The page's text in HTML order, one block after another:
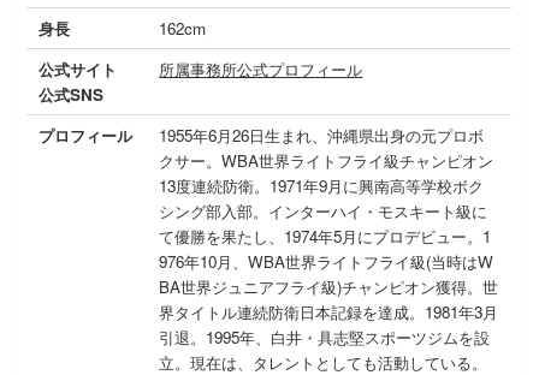
身長
162cm
公式サイト
公式SNS
所属事務所公式プロフィール
プロフィール
1955年6月26日生まれ、沖縄県出身の元プロボ
クサー。WBA世界ライトフライ級チャンピオン
13度連続防衛。1971年9月に興南高等学校ボク
シング部入部。インターハイ・モスキート級に
て優勝を果たし、1974年5月にプロデビュー。1
976年10月、WBA世界ライトフライ級(当時はW
BA世界ジュニアフライ級)チャンピオン獲得。世
界タイトル連続防衛日本記録を達成。1981年3月
引退。1995年、白井・具志堅スポーツジムを設
立。現在は、タレントとしても活動している。